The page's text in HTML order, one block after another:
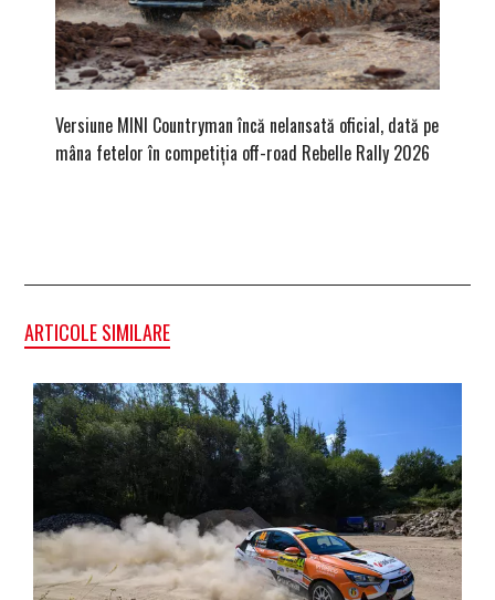
Versiune MINI Countryman încă nelansată oficial, dată pe
mâna fetelor în competiția off-road Rebelle Rally 2026
ARTICOLE SIMILARE